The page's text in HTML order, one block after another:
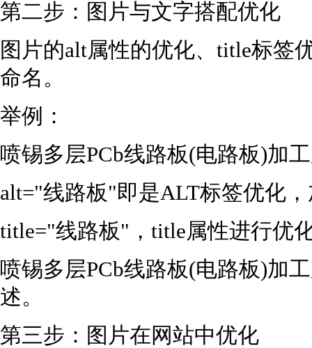
第二步：图片与文字搭配优化
图片的alt属性的优化、title标签
命名。
举例：
喷锡多层PCb线路板(电路板)加
alt="线路板"即是ALT标签优化
title="线路板"，title属性进行优
喷锡多层PCb线路板(电路板)加
述。
第三步：图片在网站中优化